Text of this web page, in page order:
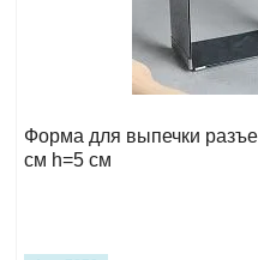
Форма для выпечки
см h=5 см